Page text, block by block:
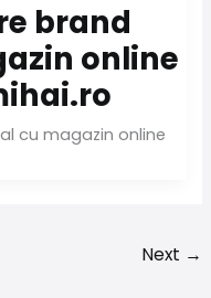
brand
online
cu magazin online
Next →